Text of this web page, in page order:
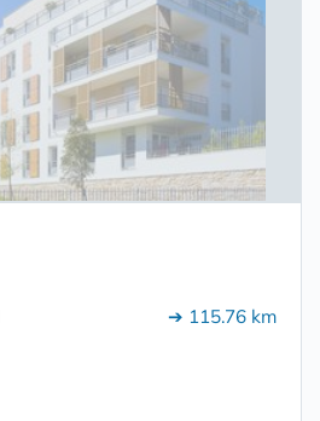
➔ 115.76 km